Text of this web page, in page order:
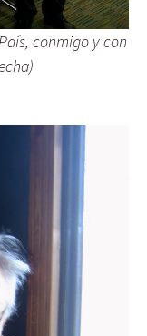
conmigo y con